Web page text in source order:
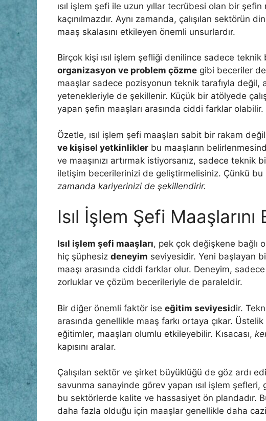
ısıl işlem şefi ile uzun yıllar tecrübesi olan bir şefin
kaçınılmazdır. Aynı zamanda, çalışılan sektörün
maaş skalasını etkileyen önemli unsurlardır.
Birçok kişi ısıl işlem şefliği denilince sadece
organizasyon ve problem çözme gibi beceriler de
maaşlar sadece pozisyonun teknik tarafıyla değil,
yetenekleriyle de şekillenir. Küçük bir atölyede
yapan şefin maaşları arasında ciddi farklar olabilir.
Özetle, ısıl işlem şefi maaşları sabit bir rakam
ve kişisel yetkinlikler bu maaşların
ve maaşınızı artırmak istiyorsanız, sadece
iletişim becerilerinizi de geliştirmelisiniz. Çünkü bu
zamanda kariyerinizi de şekillendirir.
Isıl İşlem Şefi
Isıl işlem şefi maaşları, pek çok değişkene bağlı
hiç şüphesiz deneyim seviyesidir. Yeni başlayan
maaşı arasında ciddi farklar olur. Deneyim,
zorluklar ve çözüm becerileriyle de paraleldir.
Bir diğer önemli faktör ise eğitim seviyesidir.
arasında genellikle maaş farkı ortaya çıkar.
eğitimler, maaşları olumlu etkileyebilir. Kısacası,
kapısını aralar.
Çalışılan sektör ve şirket büyüklüğü de göz ardı
savunma sanayinde görev yapan ısıl işlem
bu sektörlerde kalite ve hassasiyet ön plandadır.
daha fazla olduğu için maaşlar genellikle daha